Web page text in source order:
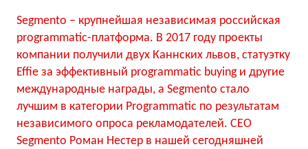
Segmento – крупнейшая независимая российская
programmatic-платформа. В 2017 году проекты
компании получили двух Каннских львов, статуэтку
Effie за эффективный programmatic buying и другие
международные награды, а Segmento стало
лучшим в категории Programmatic по результатам
независимого опроса рекламодателей. CEO
Segmento Роман Нестер в нашей сегодняшней